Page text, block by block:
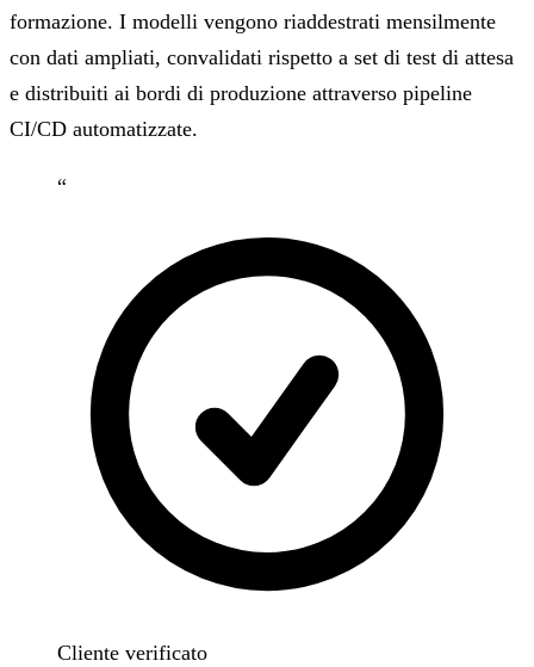
formazione. I modelli vengono riaddestrati mensilmente
con dati ampliati, convalidati rispetto a set di test di attesa
e distribuiti ai bordi di produzione attraverso pipeline
CI/CD automatizzate.
“
Cliente verificato